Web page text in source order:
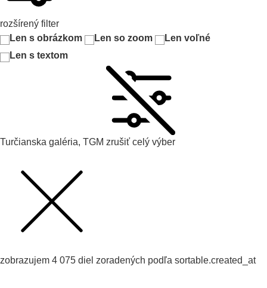
rozšírený filter
Len s obrázkom
Len so zoom
Len voľné
Len s textom
Turčianska galéria, TGM zrušiť celý výber
zobrazujem 4 075 diel zoradených podľa sortable.created_at